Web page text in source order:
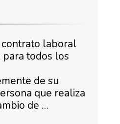
contrato laboral
todos los
de su
que realiza
de …